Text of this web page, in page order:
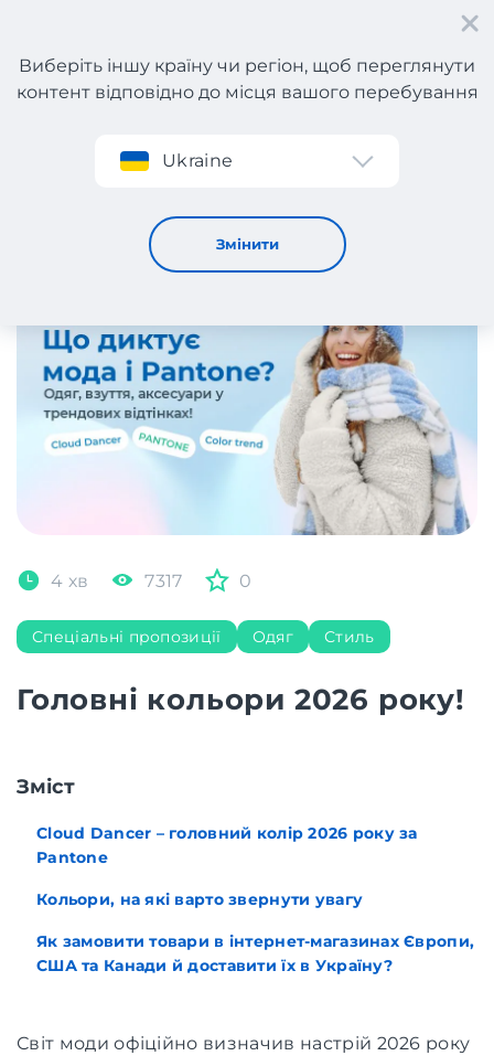
Реєстрація
Виберіть іншу країну чи регіон, щоб переглянути
контент відповідно до місця вашого перебування
Ukraine
Змінити
Головні кольори 2026 року!
4 хв 7317 0
Спеціальні пропозиції Одяг Стиль
Головні кольори 2026 року!
Зміст
Cloud Dancer – головний колір 2026 року за
Pantone
Кольори, на які варто звернути увагу
Як замовити товари в інтернет-магазинах Європи,
США та Канади й доставити їх в Україну?
Світ моди офіційно визначив настрій 2026 року